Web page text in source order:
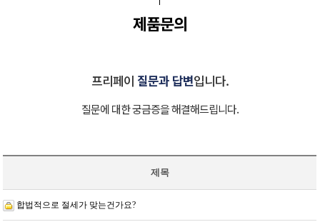
제품문의
프리페이 질문과 답변입니다.
질문에 대한 궁금증을 해결해드립니다.
제목
합법적으로 절세가 맞는건가요?